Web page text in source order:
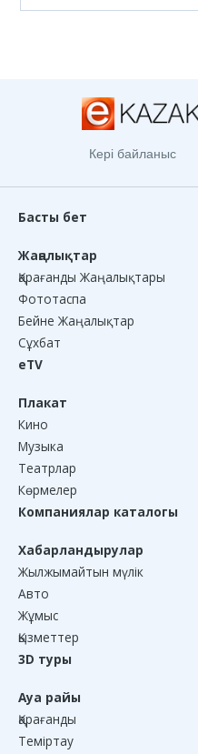
Кері байланыс
Басты бет
Жаңалықтар
Қарағанды Жаңалықтары
Фототаспа
Бейне Жаңалықтар
Сұхбат
eTV
Плакат
Кино
Музыка
Театрлар
Көрмелер
Компаниялар каталогы
Хабарландырулар
Жылжымайтын мүлік
Авто
Жұмыс
Қызметтер
3D туры
Ауа райы
Қарағанды
Теміртау